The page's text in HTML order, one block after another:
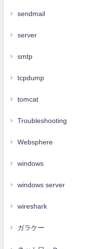
sendmail
server
smtp
tcpdump
tomcat
Troubleshooting
Websphere
windows
windows server
wireshark
ガラケー